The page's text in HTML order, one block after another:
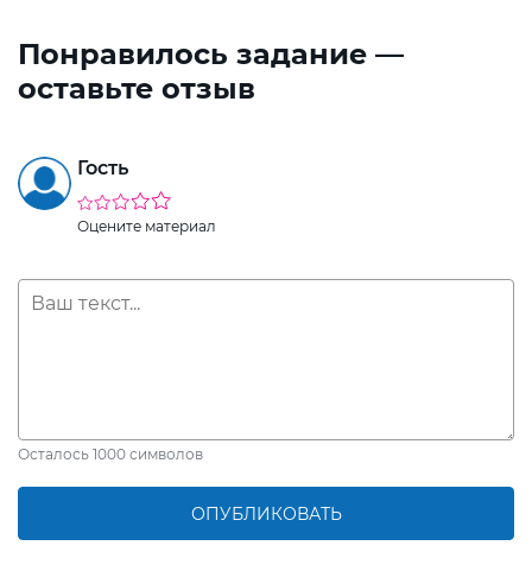
Понравилось задание —
оставьте отзыв
Гость
Оцените материал
Осталось 1000 символов
ОПУБЛИКОВАТЬ